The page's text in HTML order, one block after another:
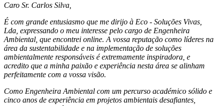
Caro Sr. Carlos Silva,
É com grande entusiasmo que me dirijo à Eco - Soluções Vivas,
Lda, expressando o meu interesse pelo cargo de Engenheira
Ambiental, que encontrei online. A vossa reputação como líderes na
área da sustentabilidade e na implementação de soluções
ambientalmente responsáveis é extremamente inspiradora, e
acredito que a minha paixão e experiência nesta área se alinham
perfeitamente com a vossa visão.
Como Engenheira Ambiental com um percurso académico sólido e
cinco anos de experiência em projetos ambientais desafiantes,